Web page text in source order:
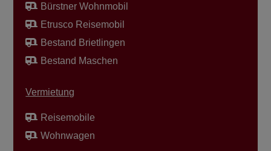
Bürstner Wohnmobil
Etrusco Reisemobil
Bestand Brietlingen
Bestand Maschen
Vermietung
Reisemobile
Wohnwagen